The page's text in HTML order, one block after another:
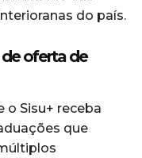
do país.
oferta de
o Sisu+ receba
que